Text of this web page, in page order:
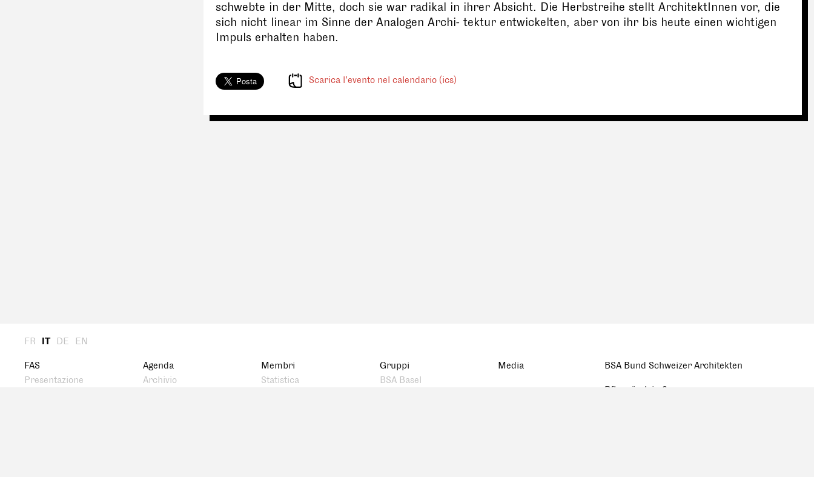
schwebte in der Mitte, doch sie war radikal in ihrer Absicht. Die Herbstreihe stellt ArchitektInnen vor, die
sich nicht linear im Sinne der Analogen Archi- tektur entwickelten, aber von ihr bis heute einen wichtigen
Impuls erhalten haben.
Scarica l’evento nel calendario (ics)
FR IT DE EN
FAS
Presentazione
Agenda
Archivio
Membri
Statistica
Gruppi
BSA Basel
Media BSA Bund Schweizer Architekten
Pfluggässlein 3